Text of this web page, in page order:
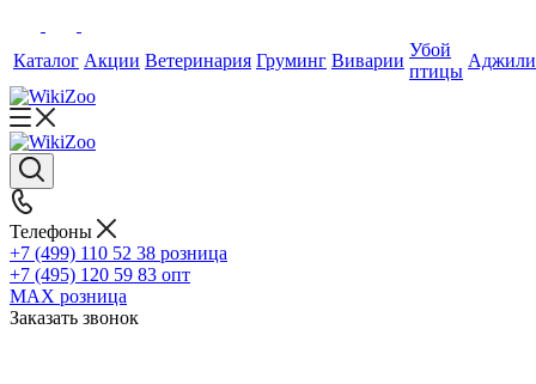
Каталог Акции Ветеринария Груминг Виварии
Убой
птицы
Телефоны
+7 (499) 110 52 38 розница
+7 (495) 120 59 83 опт
MAX розница
Заказать звонок